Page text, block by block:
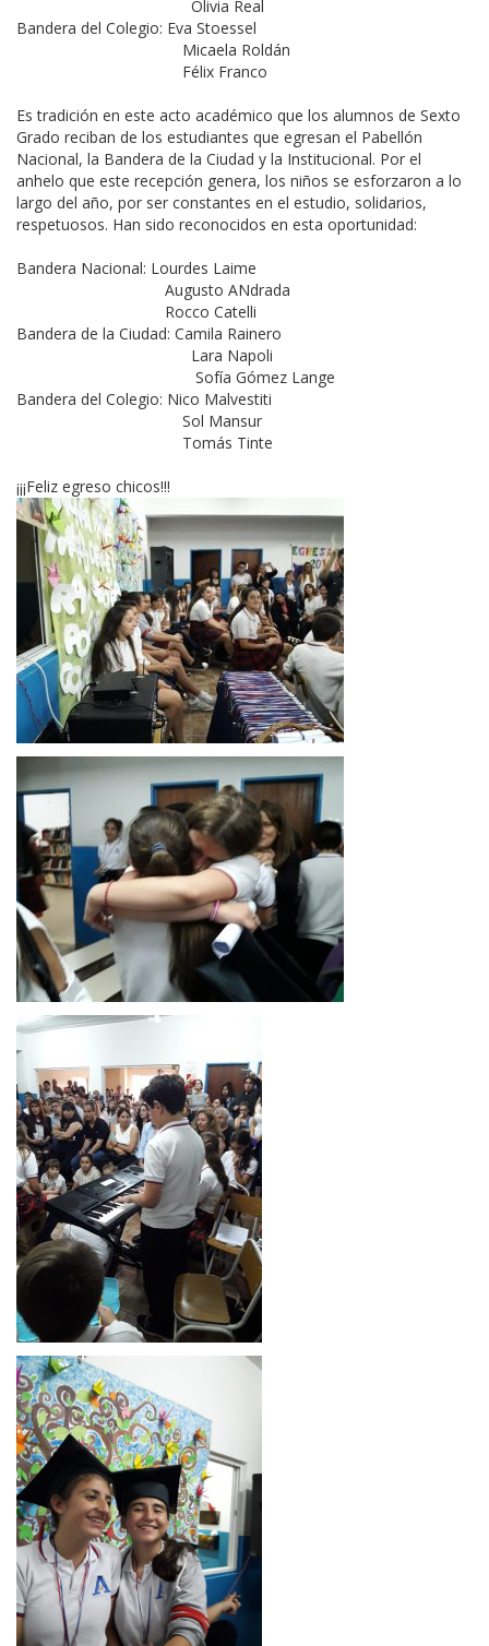
Olivia Real
Bandera del Colegio: Eva Stoessel
Micaela Roldán
Félix Franco
Es tradición en este acto académico que los alumnos de Sexto
Grado reciban de los estudiantes que egresan el Pabellón
Nacional, la Bandera de la Ciudad y la Institucional. Por el
anhelo que este recepción genera, los niños se esforzaron a lo
largo del año, por ser constantes en el estudio, solidarios,
respetuosos. Han sido reconocidos en esta oportunidad:
Bandera Nacional: Lourdes Laime
Augusto ANdrada
Rocco Catelli
Bandera de la Ciudad: Camila Rainero
Lara Napoli
Sofía Gómez Lange
Bandera del Colegio: Nico Malvestiti
Sol Mansur
Tomás Tinte
¡¡¡Feliz egreso chicos!!!